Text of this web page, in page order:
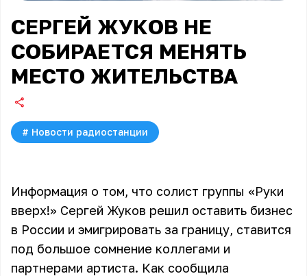
СЕРГЕЙ ЖУКОВ НЕ
СОБИРАЕТСЯ МЕНЯТЬ
МЕСТО ЖИТЕЛЬСТВА
# Новости радиостанции
Информация о том, что солист группы «Руки
вверх!» Сергей Жуков решил оставить бизнес
в России и эмигрировать за границу, ставится
под большое сомнение коллегами и
партнерами артиста. Как сообщила